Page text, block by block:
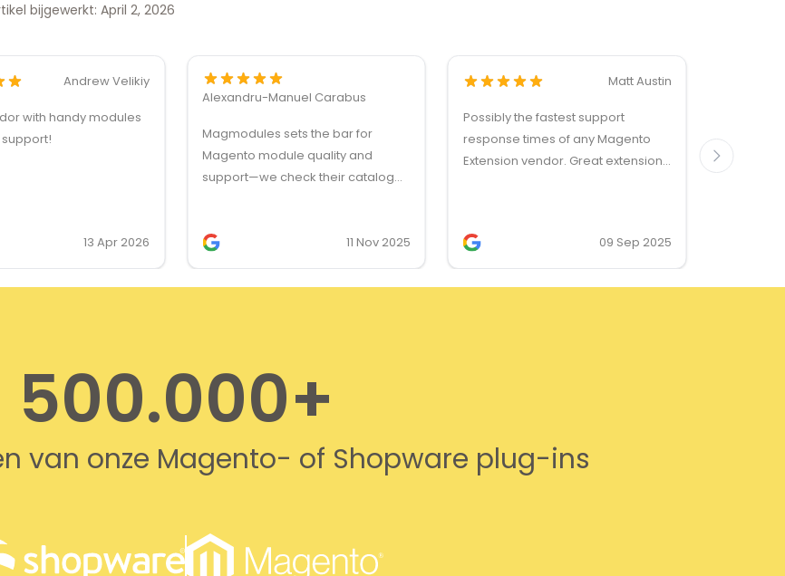
bijgewerkt: April 2, 2026
Andrew Velikiy
with handy modules
13 Apr 2026
Alexandru-Manuel Carabus
Magmodules sets the bar for
Magento module quality and
support—we check their catalog
11 Nov 2025
Matt Austin
Possibly the fastest support
response times of any Magento
Extension vendor. Great extensions
09 Sep 2025
reactie
500.000+
van onze Magento- of Shopware plug-ins